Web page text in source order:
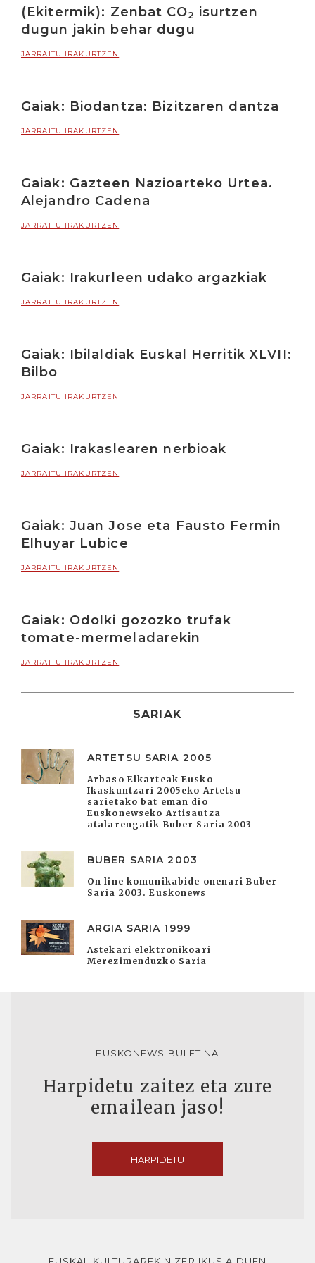
(Ekitermik): Zenbat CO2 isurtzen
dugun jakin behar dugu
JARRAITU IRAKURTZEN
Gaiak: Biodantza: Bizitzaren dantza
JARRAITU IRAKURTZEN
Gaiak: Gazteen Nazioarteko Urtea.
Alejandro Cadena
JARRAITU IRAKURTZEN
Gaiak: Irakurleen udako argazkiak
JARRAITU IRAKURTZEN
Gaiak: Ibilaldiak Euskal Herritik XLVII:
Bilbo
JARRAITU IRAKURTZEN
Gaiak: Irakaslearen nerbioak
JARRAITU IRAKURTZEN
Gaiak: Juan Jose eta Fausto Fermin
Elhuyar Lubice
JARRAITU IRAKURTZEN
Gaiak: Odolki gozozko trufak
tomate-mermeladarekin
JARRAITU IRAKURTZEN
SARIAK
ARTETSU SARIA 2005
Arbaso Elkarteak Eusko
Ikaskuntzari 2005eko Artetsu
sarietako bat eman dio
Euskonewseko Artisautza
atalarengatik Buber Saria 2003
BUBER SARIA 2003
On line komunikabide onenari Buber
Saria 2003. Euskonews
ARGIA SARIA 1999
Astekari elektronikoari
Merezimenduzko Saria
EUSKONEWS BULETINA
Harpidetu zaitez eta zure
emailean jaso!
HARPIDETU